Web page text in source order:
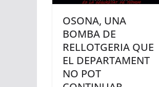
OSONA, UNA
BOMBA DE
RELLOTGERIA QUE
EL DEPARTAMENT
NO POT